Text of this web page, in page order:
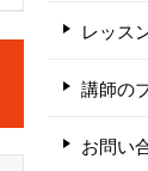
レッス
講師の
お問い